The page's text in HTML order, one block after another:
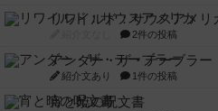
リワイルド：サウスアメリ
2件の投稿
アンダー・ザ・テーブラー
紹介文あり 1件の投稿
宵と暁の呪文書